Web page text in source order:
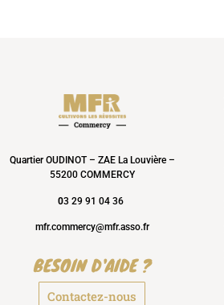
Quartier OUDINOT – ZAE La Louvière –
55200 COMMERCY
03 29 91 04 36
mfr.commercy@mfr.asso.fr
BESOIN D'AIDE ?
Contactez-nous